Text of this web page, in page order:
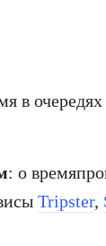
в
: о
Tripster,